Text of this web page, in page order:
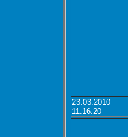
23.03.2010
11:16:20